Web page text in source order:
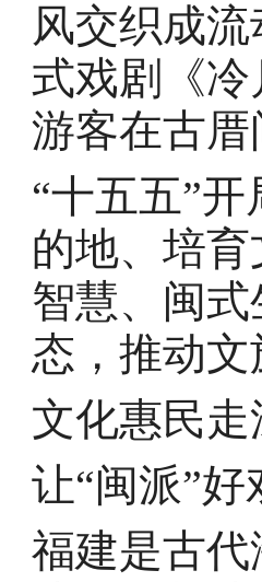
风交织成
式戏剧《
游客在古
“十五五”
的地、培
智慧、闽
态，推动
文化惠民走
让“闽派”
福建是古